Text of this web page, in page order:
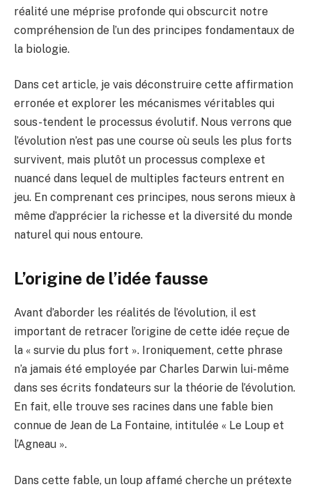
réalité une méprise profonde qui obscurcit notre
compréhension de l’un des principes fondamentaux de
la biologie.
Dans cet article, je vais déconstruire cette affirmation
erronée et explorer les mécanismes véritables qui
sous-tendent le processus évolutif. Nous verrons que
l’évolution n’est pas une course où seuls les plus forts
survivent, mais plutôt un processus complexe et
nuancé dans lequel de multiples facteurs entrent en
jeu. En comprenant ces principes, nous serons mieux à
même d’apprécier la richesse et la diversité du monde
naturel qui nous entoure.
L’origine de l’idée fausse
Avant d’aborder les réalités de l’évolution, il est
important de retracer l’origine de cette idée reçue de
la « survie du plus fort ». Ironiquement, cette phrase
n’a jamais été employée par Charles Darwin lui-même
dans ses écrits fondateurs sur la théorie de l’évolution.
En fait, elle trouve ses racines dans une fable bien
connue de Jean de La Fontaine, intitulée « Le Loup et
l’Agneau ».
Dans cette fable, un loup affamé cherche un prétexte